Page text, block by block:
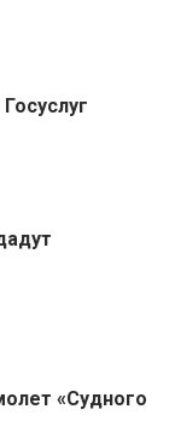
«Судного